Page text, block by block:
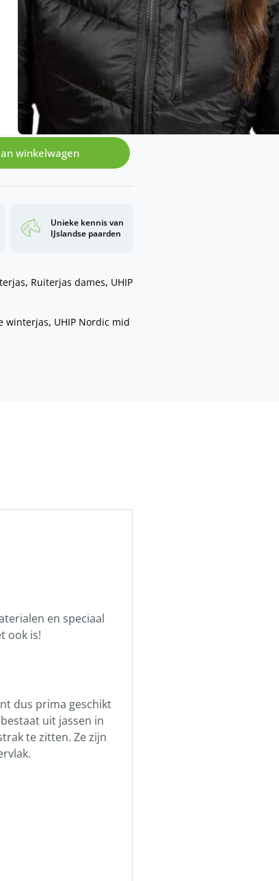
winkelwagen
Unieke kennis van
IJslandse paarden
, Ruiterjas dames, UHIP
winterjas, UHIP Nordic mid
en speciaal
ook is!
dus prima geschikt
uit jassen in
te zitten. Ze zijn